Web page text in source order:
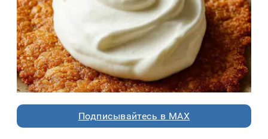
Подписывайтесь в MAX